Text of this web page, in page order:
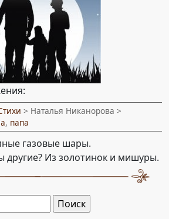
> Наталья Никанорова >
, папа
газовые шары.
другие? Из золотинок и мишуры.